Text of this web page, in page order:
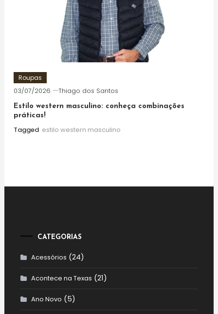
Roupas
03/07/2026 Thiago dos Santos
Estilo western masculino: conheça combinações
práticas!
Tagged estilo western masculino
CATEGORIAS
Acessórios (24)
Acontece na Texas (21)
Ano Novo (5)